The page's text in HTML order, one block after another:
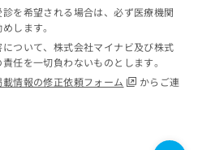
を希望される場合は、必ず医療機関
します。
ついて、株式会社マイナビ及び株式
任を一切負わないものとします。
載情報の修正依頼フォーム
からご連